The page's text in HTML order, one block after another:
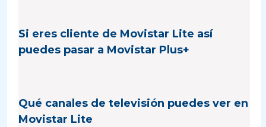
Si eres cliente de Movistar Lite así
puedes pasar a Movistar Plus+
Qué canales de televisión puedes ver en
Movistar Lite